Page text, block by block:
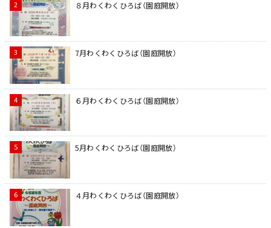
８月わくわくひろば（園庭開放）
7月わくわくひろば（園庭開放）
６月わくわくひろば（園庭開放）
5月わくわくひろば（園庭開放）
４月わくわくひろば（園庭開放）